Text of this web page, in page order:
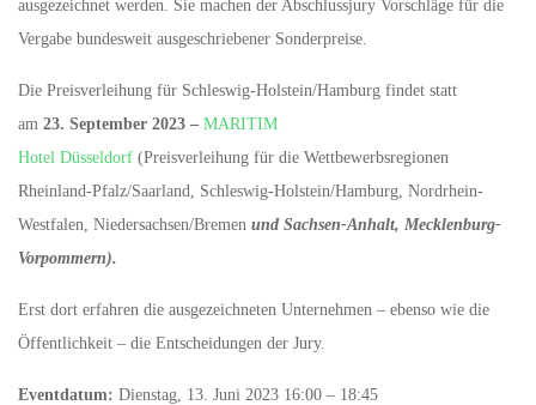
ausgezeichnet werden. Sie machen der Abschlussjury Vorschläge für die
Vergabe bundesweit ausgeschriebener Sonderpreise.
Die Preisverleihung für Schleswig-Holstein/Hamburg findet statt
am 23. September 2023 – MARITIM
Hotel Düsseldorf (Preisverleihung für die Wettbewerbsregionen
Rheinland-Pfalz/Saarland, Schleswig-Holstein/Hamburg, Nordrhein-
Westfalen, Niedersachsen/Bremen und Sachsen-Anhalt, Mecklenburg-
Vorpommern).
Erst dort erfahren die ausgezeichneten Unternehmen – ebenso wie die
Öffentlichkeit – die Entscheidungen der Jury.
Eventdatum: Dienstag, 13. Juni 2023 16:00 – 18:45